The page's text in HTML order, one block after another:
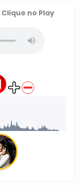
Clique no Play